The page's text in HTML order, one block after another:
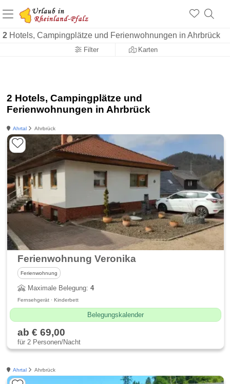
2 Hotels, Campingplätze und Ferienwohnungen in Ahrbrück
Filter Karten
+1.500 Unterkünfte in Rheinland-Pfalz
+1.000 Sehenswürdigkeiten
Über 25 Jahre online
2 Hotels, Campingplätze und
Ferienwohnungen in Ahrbrück
Ahrtal Ahrbrück
Ferienwohnung Veronika
Ferienwohnung
Maximale Belegung:4
Fernsehgerät · Kinderbett
Belegungskalender
ab € 69,00
für 2 Personen/Nacht
Ahrtal Ahrbrück